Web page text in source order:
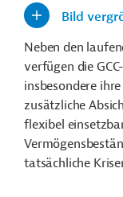
Bild
Neben den
verfügen die
insbesondere
zusätzliche
flexibel
tatsächliche